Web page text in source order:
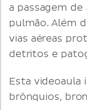
a passagem
pulmão. Além
vias aéreas
detritos e
Esta videoaula
brônquios,